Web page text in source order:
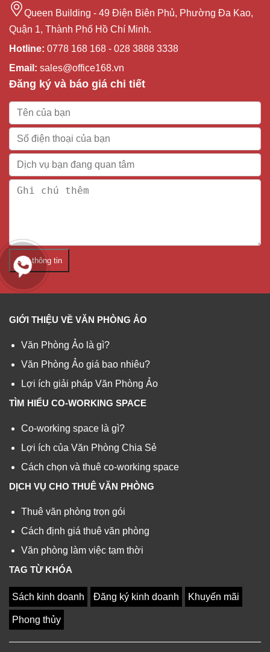
Queen Building - 49 Điện Biên Phủ, Phường Đa Kao,
Quận 1, Thành Phố Hồ Chí Minh.
Hotline: 0778 168 168 - 028 3888 3338
Email: sales@office168.vn
Đăng ký và báo giá chi tiết
Gửi thông tin
GIỚI THIỆU VỀ VĂN PHÒNG ẢO
Văn Phòng Ảo là gì?
Văn Phòng Ảo giá bao nhiêu?
Lợi ích giải pháp Văn Phòng Ảo
TÌM HIỂU CO-WORKING SPACE
Co-working space là gì?
Lợi ích của Văn Phòng Chia Sẻ
Cách chọn và thuê co-working space
DỊCH VỤ CHO THUÊ VĂN PHÒNG
Thuê văn phòng trọn gói
Cách định giá thuê văn phòng
Văn phòng làm việc tạm thời
TAG TỪ KHÓA
Sách kinh doanh Đăng ký kinh doanh Khuyến mãi
Phong thủy